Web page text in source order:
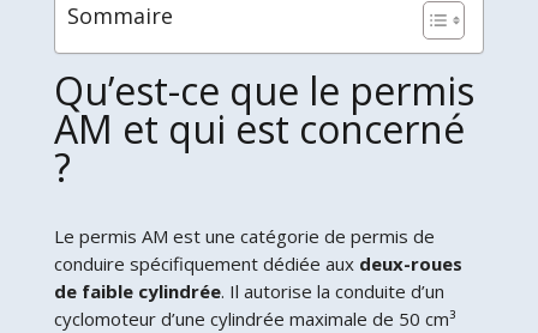
Sommaire
Qu’est-ce que le permis
AM et qui est concerné
?
Le permis AM est une catégorie de permis de
conduire spécifiquement dédiée aux deux-roues
de faible cylindrée. Il autorise la conduite d’un
cyclomoteur d’une cylindrée maximale de 50 cm³